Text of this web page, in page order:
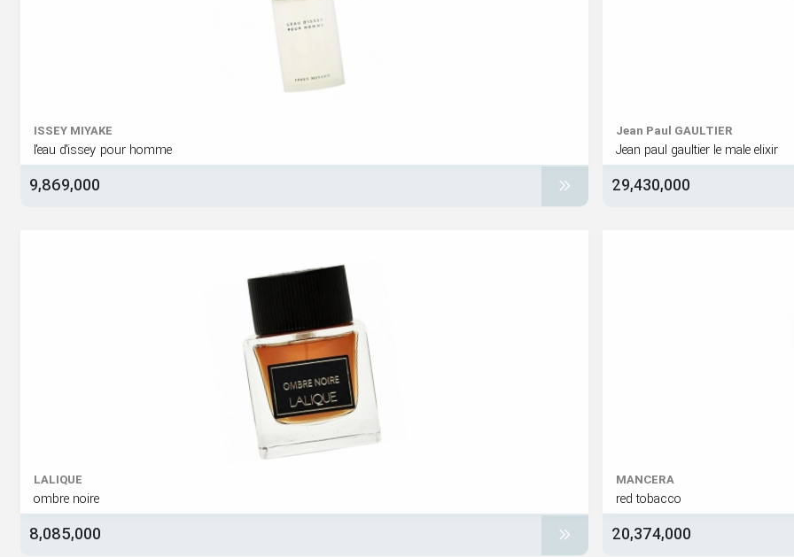
Jean Paul GAULTIER
Jean paul gaultier le male elixir
29,430,000
ISSEY MIYAKE
l'eau d'issey pour homme
9,869,000
MANCERA
red tobacco
20,374,000
LALIQUE
ombre noire
8,085,000